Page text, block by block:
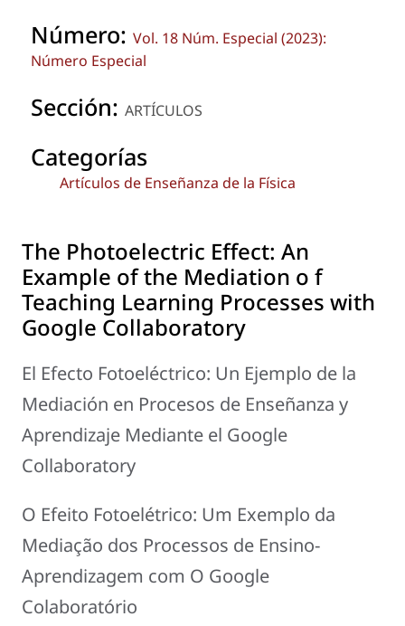
Número: Vol. 18 Núm. Especial (2023):
Número Especial
Sección: ARTÍCULOS
Categorías
Artículos de Enseñanza de la Física
The Photoelectric Effect: An
Example of the Mediation o f
Teaching Learning Processes with
Google Collaboratory
El Efecto Fotoeléctrico: Un Ejemplo de la
Mediación en Procesos de Enseñanza y
Aprendizaje Mediante el Google
Collaboratory
O Efeito Fotoelétrico: Um Exemplo da
Mediação dos Processos de Ensino-
Aprendizagem com O Google
Colaboratório